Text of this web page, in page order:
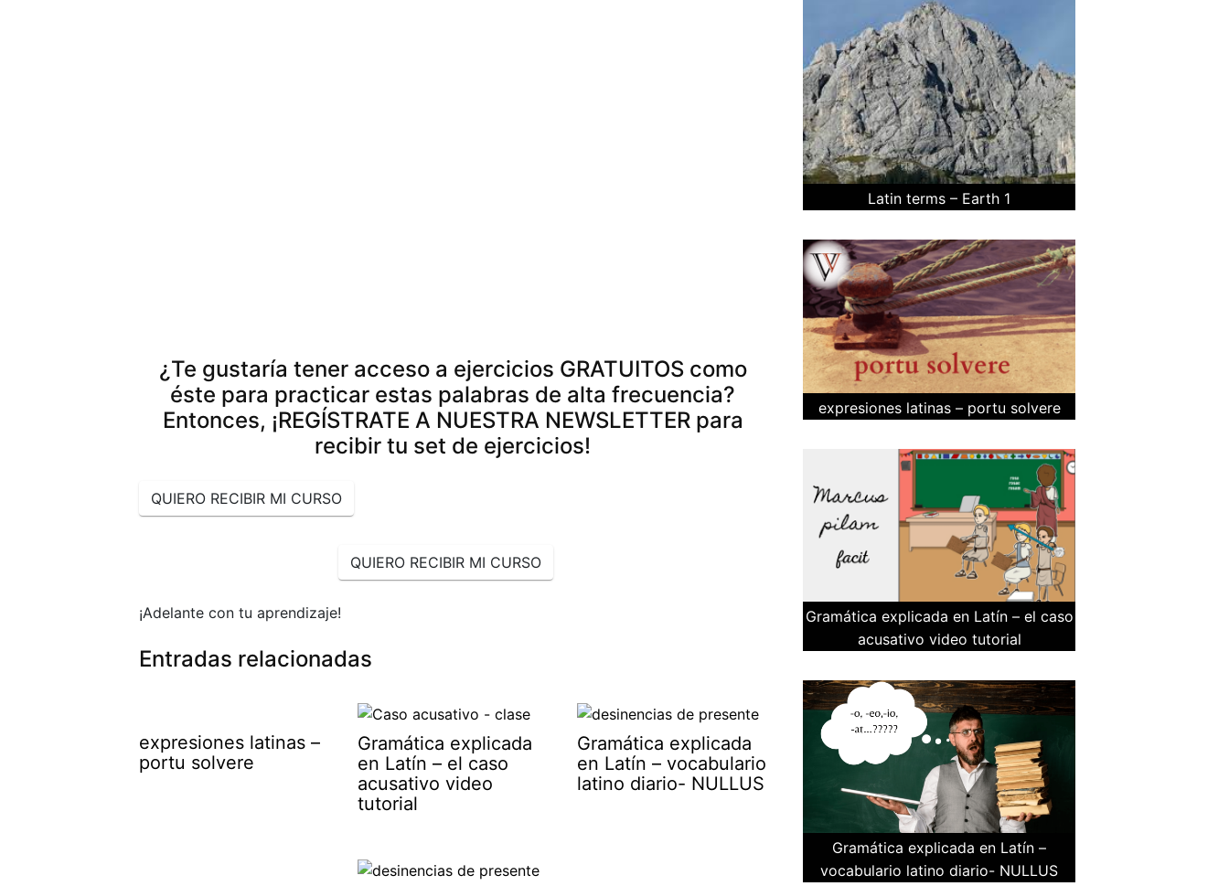
¿Te gustaría tener acceso a ejercicios GRATUITOS como
éste para practicar estas palabras de alta frecuencia?
Entonces, ¡REGÍSTRATE A NUESTRA NEWSLETTER para
recibir tu set de ejercicios!
QUIERO RECIBIR MI CURSO
QUIERO RECIBIR MI CURSO
¡Adelante con tu aprendizaje!
Entradas relacionadas
expresiones latinas –
portu solvere
Gramática explicada
en Latín – el caso
acusativo video
tutorial
Gramática explicada
en Latín – vocabulario
latino diario- NULLUS
Latin terms – Earth 1
expresiones latinas – portu solvere
Gramática explicada en Latín – el caso
acusativo video tutorial
Gramática explicada en Latín –
vocabulario latino diario- NULLUS